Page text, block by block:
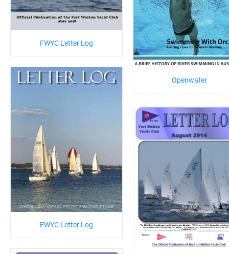
FWYC Letter Log
Openwater
FWYC Letter Log